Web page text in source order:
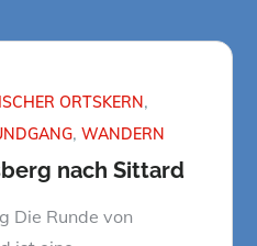
ORTSKERN
WANDERN
nach Sittard
Die Runde von